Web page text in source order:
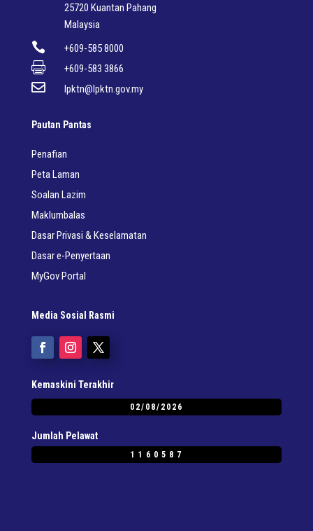
25720 Kuantan Pahang
Malaysia
 +609-585 8000
 +609-583 3866
 lpktn@lpktn.gov.my
Pautan Pantas
Penafian
Peta Laman
Soalan Lazim
Maklumbalas
Dasar Privasi & Keselamatan
Dasar e-Penyertaan
MyGov Portal
Media Sosial Rasmi
Kemaskini Terakhir
02/08/2026
Jumlah Pelawat
1160587